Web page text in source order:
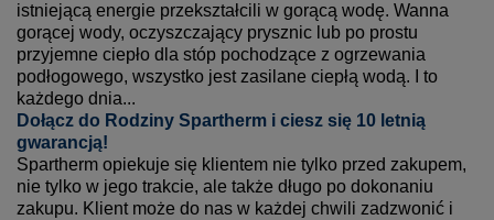
istniejącą energie przekształcili w gorącą wodę. Wanna
gorącej wody, oczyszczający prysznic lub po prostu
przyjemne ciepło dla stóp pochodzące z ogrzewania
podłogowego, wszystko jest zasilane ciepłą wodą. I to
każdego dnia...
Dołącz do Rodziny Spartherm i ciesz się 10 letnią
gwarancją!
Spartherm opiekuje się klientem nie tylko przed zakupem,
nie tylko w jego trakcie, ale także długo po dokonaniu
zakupu. Klient może do nas w każdej chwili zadzwonić i